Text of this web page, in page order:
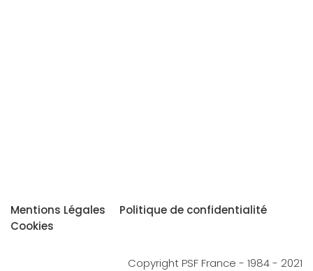
Mentions Légales
Politique de confidentialité
Cookies
Copyright PSF France - 1984 - 2021